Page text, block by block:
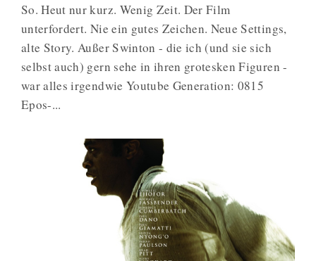
So. Heut nur kurz. Wenig Zeit. Der Film
unterfordert. Nie ein gutes Zeichen. Neue Settings,
alte Story. Außer Swinton - die ich (und sie sich
selbst auch) gern sehe in ihren grotesken Figuren -
war alles irgendwie Youtube Generation: 0815
Epos-...